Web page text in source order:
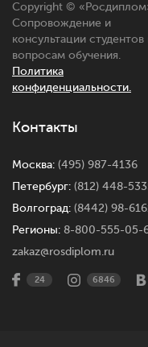
Copyright © « Росдиплом
Сопровождение и
консультации студентов
вопросам обучения.
Политика
конфиденциальности.
Контакты
Москва: (495) 987-4136
Петербург: (812) 448-
Волгоград: (8442) 98-
Регионы: 8-800-555-05-
zakaz@rosdiplom.ru
24 6846